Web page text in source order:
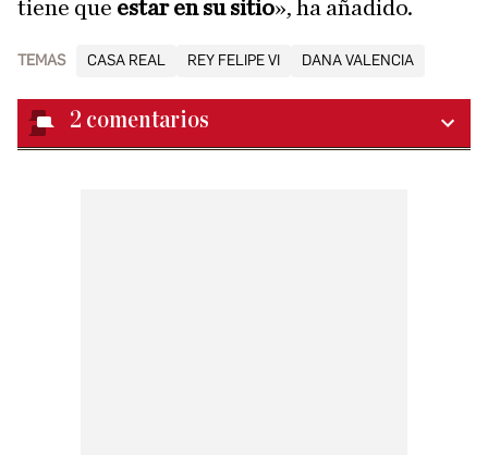
tiene que estar en su sitio», ha añadido.
TEMAS CASA REAL REY FELIPE VI DANA VALENCIA
2 comentarios